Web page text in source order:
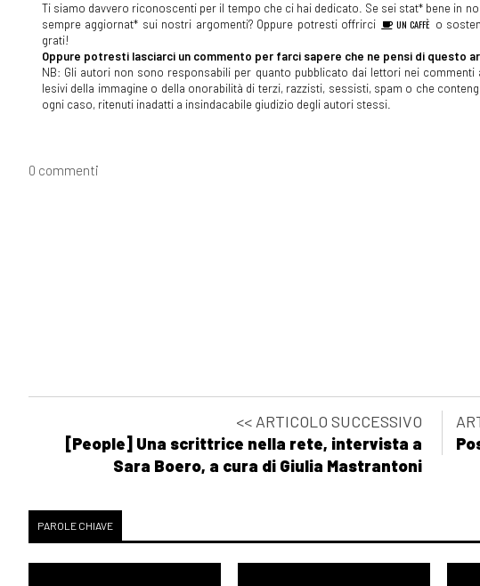
Ti siamo davvero riconoscenti per il tempo che ci hai dedicato. Se sei stat* bene in
sempre aggiornat* sui nostri argomenti? Oppure potresti offrirci
UN CAFFÈ o
grati!
Oppure potresti lasciarci un commento per farci sapere che ne pensi di questo
NB: Gli autori non sono responsabili per quanto pubblicato dai lettori nei
lesivi della immagine o della onorabilità di terzi, razzisti, sessisti, spam o che
ogni caso, ritenuti inadatti a insindacabile giudizio degli autori stessi.
0 commenti
<< ARTICOLO SUCCESSIVO
[People] Una scrittrice nella rete, intervista a
Sara Boero, a cura di Giulia Mastrantoni
PAROLE CHIAVE